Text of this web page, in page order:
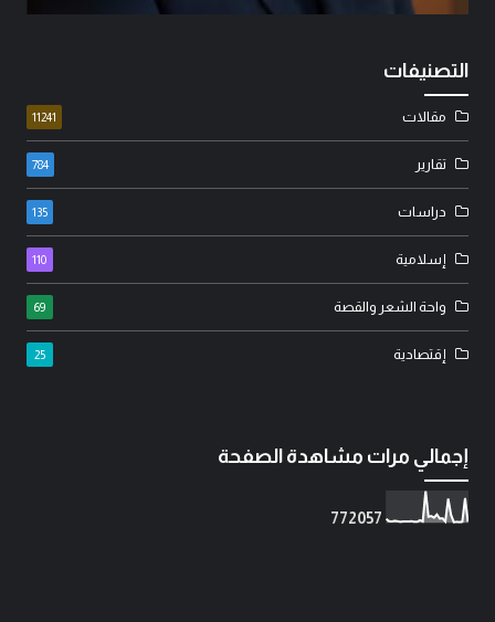
التصنيفات
مقالات 11241
تقارير 784
دراسات 135
إسلامية 110
واحة الشعر والقصة 69
إقتصادية 25
إجمالي مرات مشاهدة الصفحة
772057